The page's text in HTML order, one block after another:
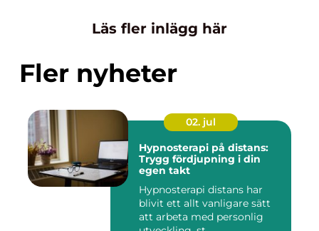
Läs fler inlägg här
Fler nyheter
02. jul
Hypnosterapi på distans:
Trygg fördjupning i din
egen takt
Hypnosterapi distans har
blivit ett allt vanligare sätt
att arbeta med personlig